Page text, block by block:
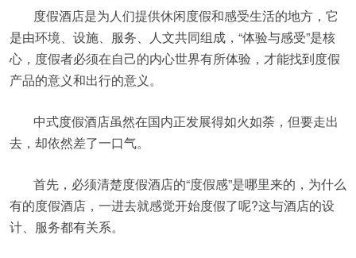
度假酒店是为人们提供休闲度假和感受生活的地方，它
是由环境、设施、服务、人文共同组成，“体验与感受”是核
心，度假者必须在自己的内心世界有所体验，才能找到度假
产品的意义和出行的意义。
中式度假酒店虽然在国内正发展得如火如荼，但要走出
去，却依然差了一口气。
首先，必须清楚度假酒店的“度假感”是哪里来的，为什么
有的度假酒店，一进去就感觉开始度假了呢?这与酒店的设
计、服务都有关系。